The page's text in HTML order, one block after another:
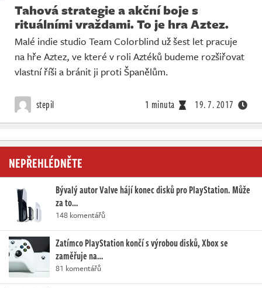
Tahová strategie a akční boje s
rituálními vraždami. To je hra Aztez.
Malé indie studio Team Colorblind už šest let pracuje
na hře Aztez, ve které v roli Aztéků budeme rozšiřovat
vlastní říši a bránit ji proti Španělům.
stepil 1 minuta 19. 7. 2017
NEPŘEHLÉDNĚTE
Bývalý autor Valve hájí konec disků pro PlayStation. Může
za to…
148 komentářů
Zatímco PlayStation končí s výrobou disků, Xbox se
zaměřuje na…
81 komentářů